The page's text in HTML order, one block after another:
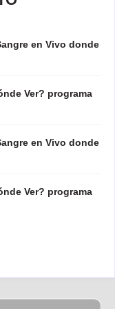
en Vivo donde
Ver? programa
en Vivo donde
Ver? programa